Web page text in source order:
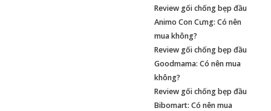
Review gối chống bẹp đầu
Animo Con Cưng: Có nên
mua không?
Review gối chống bẹp đầu
Goodmama: Có nên mua
không?
Review gối chống bẹp đầu
Bibomart: Có nên mua